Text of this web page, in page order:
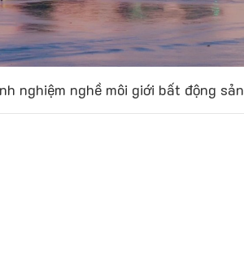
nghiệm nghề môi giới bất động sản